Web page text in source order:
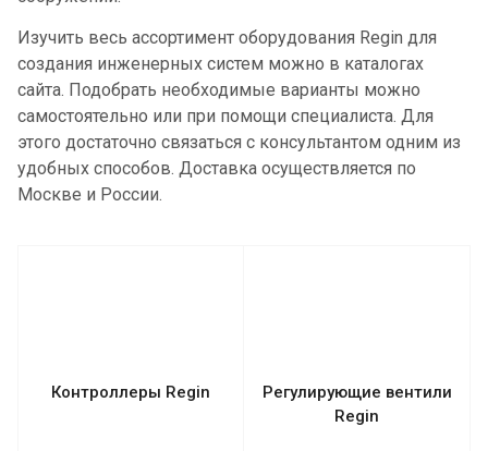
Изучить весь ассортимент оборудования Regin для
создания инженерных систем можно в каталогах
сайта. Подобрать необходимые варианты можно
самостоятельно или при помощи специалиста. Для
этого достаточно связаться с консультантом одним из
удобных способов. Доставка осуществляется по
Москве и России.
Контроллеры Regin
Регулирующие вентили
Regin